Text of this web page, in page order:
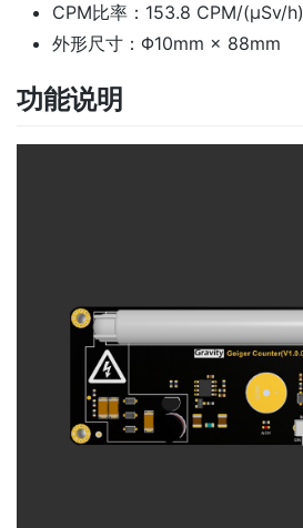
CPM比率：153.8 CPM/(μSv/h)
外形尺寸：Φ10mm × 88mm
功能说明